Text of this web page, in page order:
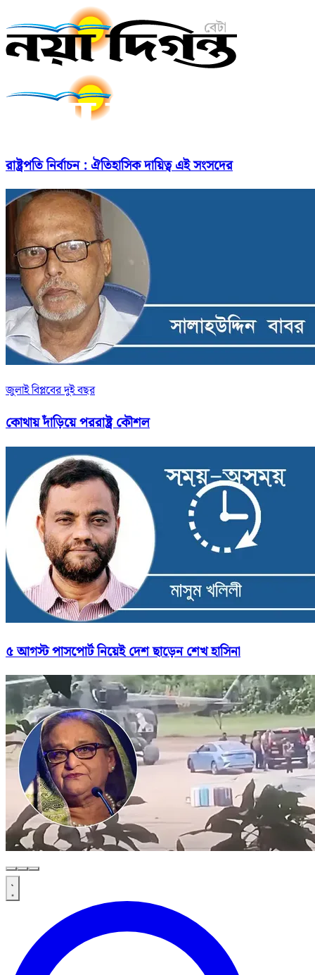
রাষ্ট্রপতি নির্বাচন : ঐতিহাসিক দায়িত্ব এই সংসদের
জুলাই বিপ্লবের দুই বছর
কোথায় দাঁড়িয়ে পররাষ্ট্র কৌশল
৫ আগস্ট পাসপোর্ট নিয়েই দেশ ছাড়েন শেখ হাসিনা